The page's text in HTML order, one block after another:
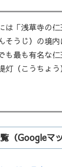
は「浅草寺の
そうじ）の境
も最も有名な
灯（こうちょ
（Googleマッ